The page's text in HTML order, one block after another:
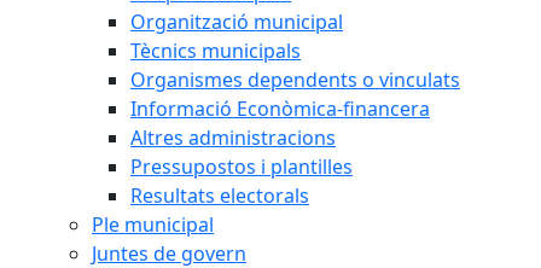
Organització municipal
Tècnics municipals
Organismes dependents o vinculats
Informació Econòmica-financera
Altres administracions
Pressupostos i plantilles
Resultats electorals
Ple municipal
Juntes de govern